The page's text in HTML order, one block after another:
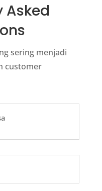
Asked
sering menjadi
customer